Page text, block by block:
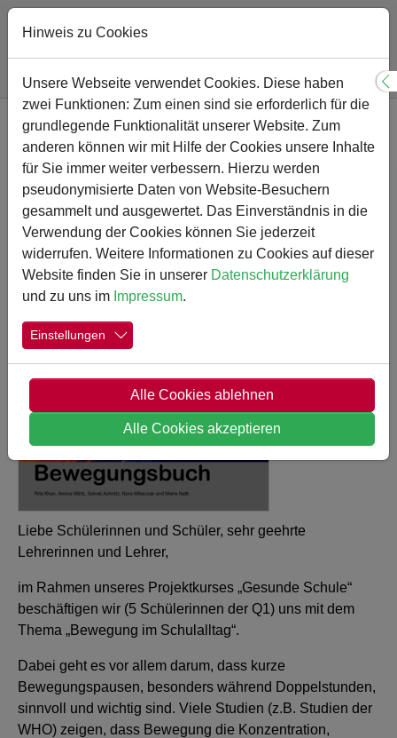
Zum Hauptinhalt springen
Sie sind hier:
Gymnasium Nachrichten-Detail
Projektkurs „Gesunde
Schule“ stellt
Bewegungsbuch vor
29.06.2026
Bewegungsbuch
Liebe Schülerinnen und Schüler, sehr geehrte
Lehrerinnen und Lehrer,
im Rahmen unseres Projektkurses „Gesunde Schule“
beschäftigen wir (5 Schülerinnen der Q1) uns mit dem
Thema „Bewegung im Schulalltag“.
Dabei geht es vor allem darum, dass kurze
Bewegungspausen, besonders während Doppelstunden,
sinnvoll und wichtig sind. Viele Studien (z.B. Studien der
WHO) zeigen, dass Bewegung die Konzentration,
Hinweis zu Cookies
Unsere Webseite verwendet Cookies. Diese haben
zwei Funktionen: Zum einen sind sie erforderlich für die
grundlegende Funktionalität unserer Website. Zum
anderen können wir mit Hilfe der Cookies unsere Inhalte
für Sie immer weiter verbessern. Hierzu werden
pseudonymisierte Daten von Website-Besuchern
gesammelt und ausgewertet. Das Einverständnis in die
Verwendung der Cookies können Sie jederzeit
widerrufen. Weitere Informationen zu Cookies auf dieser
Website finden Sie in unserer Datenschutzerklärung
und zu uns im Impressum.
Einstellungen
Alle Cookies ablehnen
Alle Cookies akzeptieren